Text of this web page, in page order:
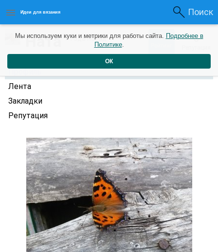
Идеи для вязания Поиск
Ната3 года назад 0 0
Профиль
Лента
Закладки
Репутация
Мы используем куки и метрики для работы сайта. Подробнее в
Политике.
ОК